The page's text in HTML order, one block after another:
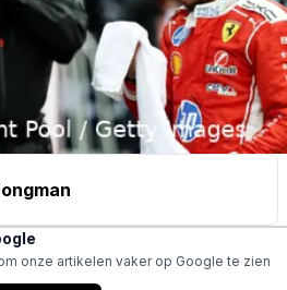
onze artikelen vaker op Google te zien